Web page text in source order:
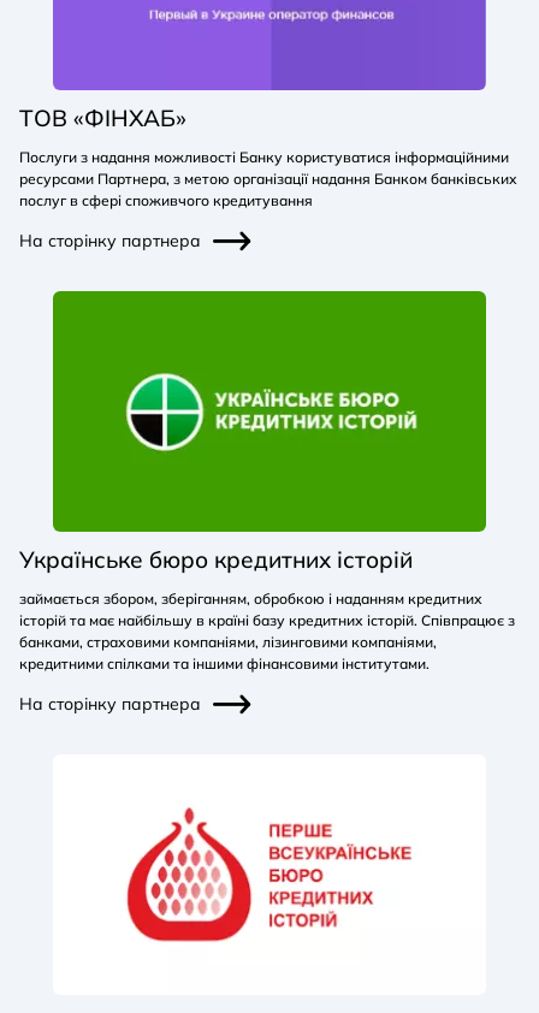
TОВ «ФІНХАБ»
Послуги з надання можливості Банку користуватися інформаційними
ресурсами Партнера, з метою організації надання Банком банківських
послуг в сфері споживчого кредитування
На сторінку партнера
Українське бюро кредитних історій
займається збором, зберіганням, обробкою і наданням кредитних
історій та має найбільшу в країні базу кредитних історій. Співпрацює з
банками, страховими компаніями, лізинговими компаніями,
кредитними спілками та іншими фінансовими інститутами.
На сторінку партнера